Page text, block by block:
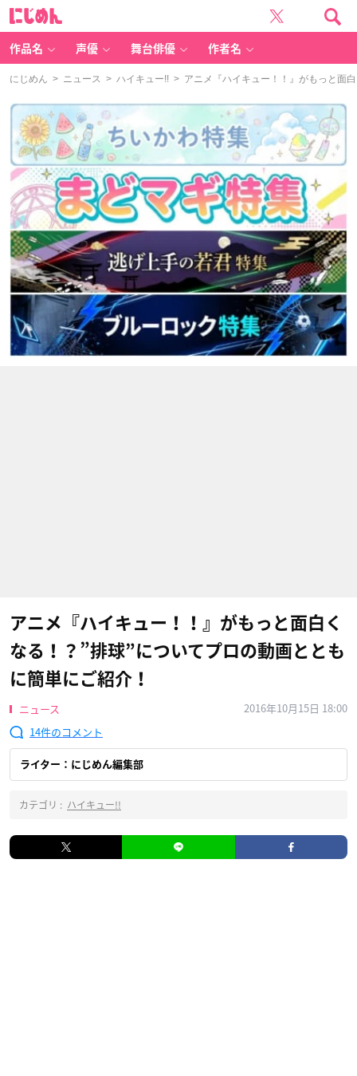
作品名 声優 舞台俳優 作者名
にじめん > ニュース > ハイキュー!! > アニメ『ハイキュー！！』がもっと面
アニメ『ハイキュー！！』がもっと面白く
なる！？”排球”についてプロの動画ととも
に簡単にご紹介！
ニュース
2016年10月15日 18:00
14
ライター：にじめん編集部
カテゴリ : ハイキュー!!